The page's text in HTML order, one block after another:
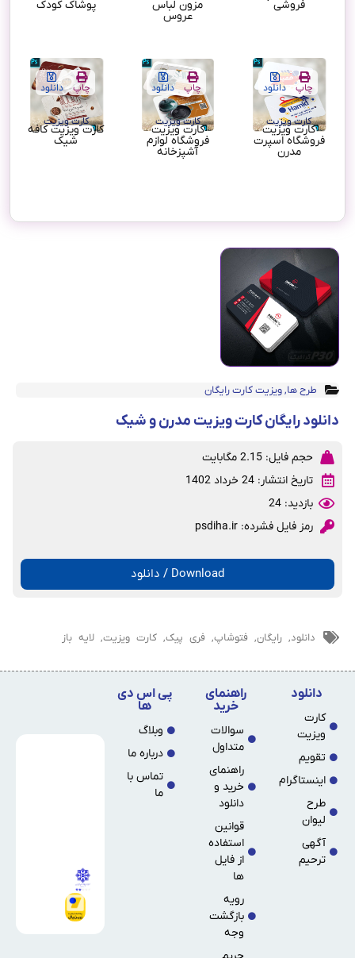
فروشی مزون لباس
عروس
پوشاک کودک
چاپ دانلود
کارت ویزیت
کارت ویزیت
فروشگاه اسپرت
مدرن
چاپ دانلود
کارت ویزیت
کارت ویزیت
فروشگاه لوازم
آشپزخانه
چاپ دانلود
کارت ویزیت
کارت ویزیت کافه
شیک
طرح ها,ویزیت کارت رایگان
دانلود رایگان کارت ویزیت مدرن و شیک
حجم فایل: 2.15 مگابایت
تاریخ انتشار: 24 خرداد 1402
بازدید: 24
رمز فایل فشرده: psdiha.ir
Download / دانلود
دانلود, رایگان, فتوشاپ, فری پیک, کارت ویزیت, لایه باز
دانلود
کارت
ویزیت
تقویم
اینستاگرام
طرح
لیوان
آگهی
ترحیم
راهنمای
خرید
سوالات
متداول
راهنمای
خرید و
دانلود
قوانین
استفاده
از فایل
ها
رویه
بازگشت
وجه
پی اس دی
ها
وبلاگ
درباره ما
تماس با
ما